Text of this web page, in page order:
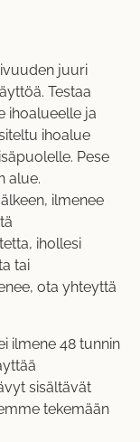
juuri
Testaa
ihoalueelle ja
ihoalue
Pese
alue.
ilmenee
ihollesi
tai
ota yhteyttä
ilmene 48 tunnin
sisältävät
tekemään